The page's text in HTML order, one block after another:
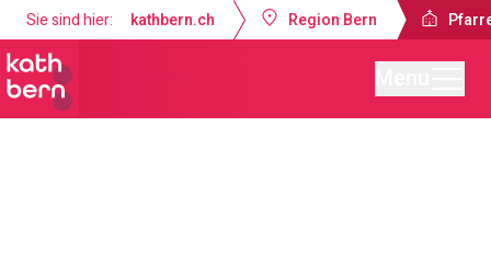
Sie sind hier: kathbern.ch Region Bern